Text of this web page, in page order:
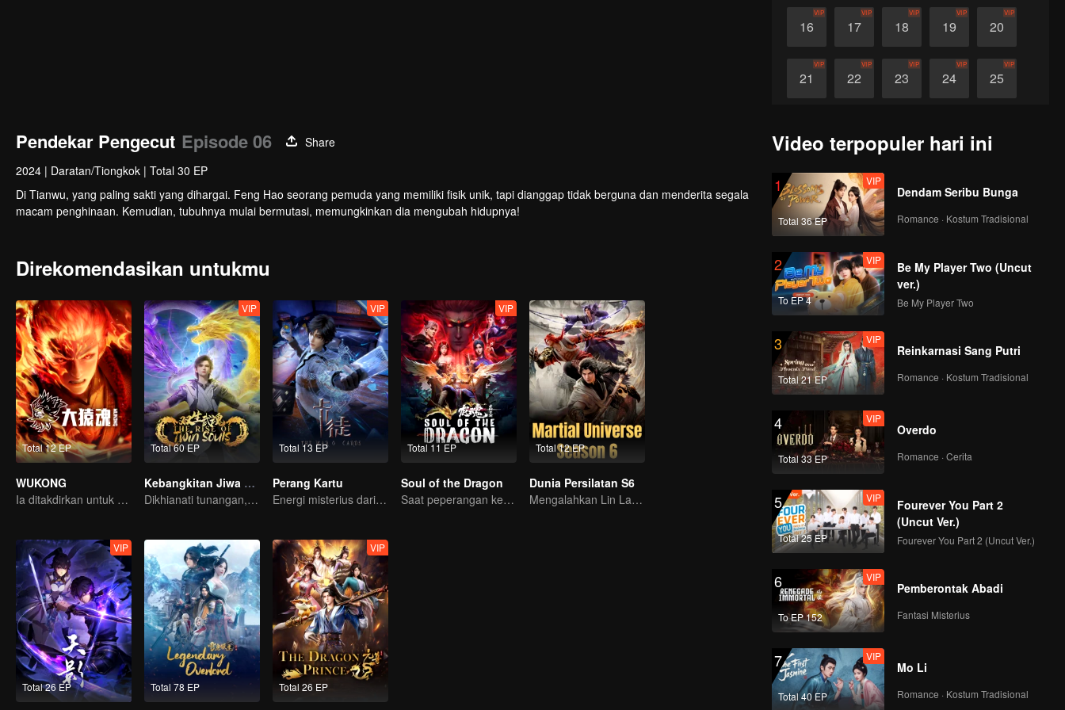
16
VIP
17
VIP
18
VIP
19
VIP
20
VIP
21
VIP
22
VIP
23
VIP
24
VIP
25
VIP
Pendekar Pengecut Episode 06
Share
2024 | Daratan/Tiongkok | Total 30 EP
Di Tianwu, yang paling sakti yang dihargai. Feng Hao seorang pemuda yang memiliki fisik unik, tapi dianggap tidak berguna dan menderita segala
macam penghinaan. Kemudian, tubuhnya mulai bermutasi, memungkinkan dia mengubah hidupnya!
Direkomendasikan untukmu
Total 12 EP
WUKONG
Ia ditakdirkan untuk menghancurkan Surga?!
Total 60 EP
VIP
Kebangkitan Jiwa Ganda
Dikhianati tunangan, Lin Fan kembali dengan kekuatan iblis dan dendam!
Total 13 EP
VIP
Perang Kartu
Energi misterius dari kartu menimbulkan peperangan, bagaimana Chen Mu mengendalikannya?
Total 11 EP
VIP
Soul of the Dragon
Saat peperangan kembali membangkitkan sang Pangeran!
Total 12 EP
Dunia Persilatan S6
Mengalahkan Lin Langtian, meraih gelar juara.
Total 26 EP
VIP
Total 78 EP Total 26 EP
VIP
Video terpopuler hari ini
1
Total 36 EP
VIP
Dendam Seribu Bunga
Romance · Kostum Tradisional
2
To EP 4
VIP
Be My Player Two (Uncut
ver.)
Be My Player Two
3
Total 21 EP
VIP
Reinkarnasi Sang Putri
Romance · Kostum Tradisional
4
Total 33 EP
VIP
Overdo
Romance · Cerita
5
Total 25 EP
VIP
Fourever You Part 2
(Uncut Ver.)
Fourever You Part 2 (Uncut Ver.)
6
To EP 152
VIP
Pemberontak Abadi
Fantasi Misterius
7
Total 40 EP
VIP
Mo Li
Romance · Kostum Tradisional